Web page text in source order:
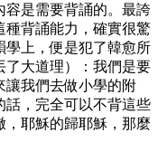
是需要背誦的。最誇
種背誦能力，確實很驚
學上，便是犯了韓愈所
了大道理）：我們是要
讓我們去做小學的附
話，完全可以不背這些
，耶穌的歸耶穌，那麼